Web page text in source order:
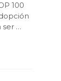
100
ser …